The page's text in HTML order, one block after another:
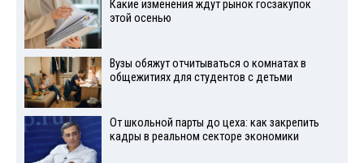
Какие изменения ждут рынок госзакупок
этой осенью
Вузы обяжут отчитываться о комнатах в
общежитиях для студентов с детьми
От школьной парты до цеха: как закрепить
кадры в реальном секторе экономики